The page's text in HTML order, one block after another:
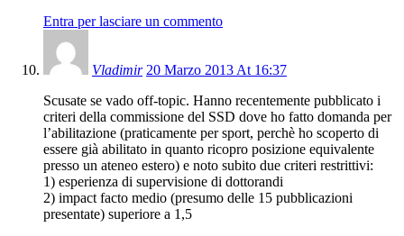
Entra per lasciare un commento
Vladimir 20 Marzo 2013 At 16:37
Scusate se vado off-topic. Hanno recentemente pubblicato i
criteri della commissione del SSD dove ho fatto domanda per
l’abilitazione (praticamente per sport, perchè ho scoperto di
essere già abilitato in quanto ricopro posizione equivalente
presso un ateneo estero) e noto subito due criteri restrittivi:
1) esperienza di supervisione di dottorandi
2) impact facto medio (presumo delle 15 pubblicazioni
presentate) superiore a 1,5